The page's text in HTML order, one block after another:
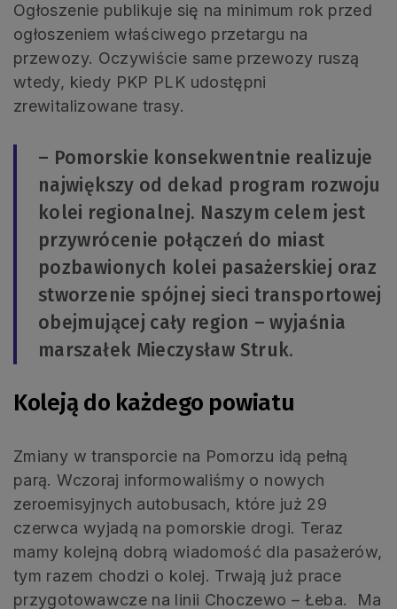
Ogłoszenie publikuje się na minimum rok przed
ogłoszeniem właściwego przetargu na
przewozy. Oczywiście same przewozy ruszą
wtedy, kiedy PKP PLK udostępni
zrewitalizowane trasy.
– Pomorskie konsekwentnie realizuje
największy od dekad program rozwoju
kolei regionalnej. Naszym celem jest
przywrócenie połączeń do miast
pozbawionych kolei pasażerskiej oraz
stworzenie spójnej sieci transportowej
obejmującej cały region – wyjaśnia
marszałek Mieczysław Struk.
Koleją do każdego powiatu
Zmiany w transporcie na Pomorzu idą pełną
parą. Wczoraj informowaliśmy o nowych
zeroemisyjnych autobusach, które już 29
czerwca wyjadą na pomorskie drogi. Teraz
mamy kolejną dobrą wiadomość dla pasażerów,
tym razem chodzi o kolej. Trwają już prace
przygotowawcze na linii Choczewo – Łeba. Ma